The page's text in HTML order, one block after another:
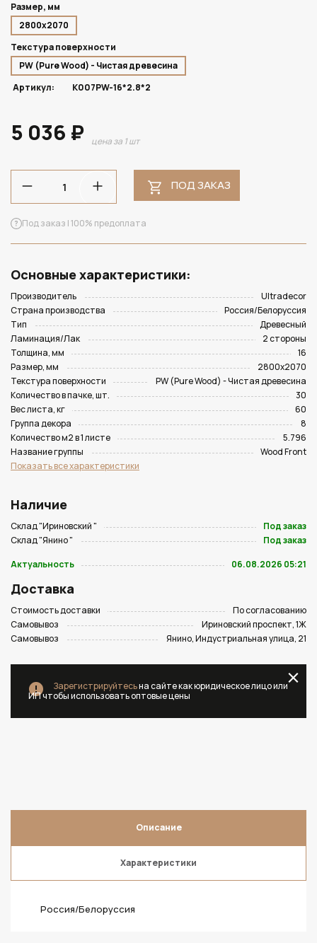
Размер, мм
2800х2070
Текстура поверхности
PW (Pure Wood) - Чистая древесина
Артикул:
K007PW-16*2.8*2
5 036 ₽ цена за 1 шт
ПОД ЗАКАЗ
Под заказ | 100% предоплата
Основные характеристики:
Производитель
Ultradecor
Страна производства
Россия/Белоруссия
Тип
Древесный
Ламинация/Лак
2 стороны
Толщина, мм
16
Размер, мм
2800х2070
Текстура поверхности
PW (Pure Wood) - Чистая древесина
Количество в пачке, шт.
30
Вес листа, кг
60
Группа декора
8
Количество м2 в 1 листе
5.796
Название группы
Wood Front
Показать все характеристики
Наличие
Склад "Ириновский "
Под заказ
Склад "Янино "
Под заказ
Актуальность
06.08.2026 05:21
Доставка
Стоимость доставки
По согласованию
Самовывоз
Ириновский проспект, 1Ж
Самовывоз
Янино, Индустриальная улица, 21
Зарегистрируйтесьна сайте как юридическое лицо или
ИП чтобы использовать оптовые цены
Описание
Характеристики
Россия/Белоруссия